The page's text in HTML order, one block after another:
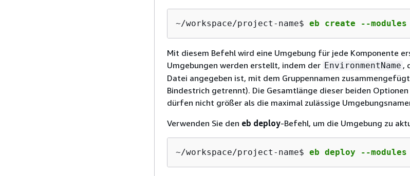
~/workspace/project-name$ eb create --modules
Mit diesem Befehl wird eine Umgebung für jede Komponente
Umgebungen werden erstellt, indem der EnvironmentName ,
Datei angegeben ist, mit dem Gruppennamen
Bindestrich getrennt). Die Gesamtlänge dieser beiden
dürfen nicht größer als die maximal zulässige
Verwenden Sie den eb deploy-Befehl, um die Umgebung zu
~/workspace/project-name$ eb deploy --modules